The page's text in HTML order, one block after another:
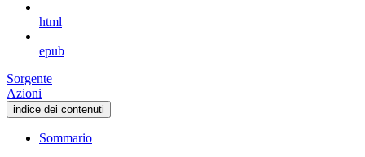
html
epub
Sorgente
Azioni
indice dei contenuti
Sommario